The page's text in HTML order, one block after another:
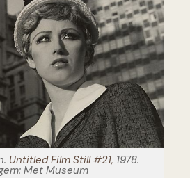
Untitled Film Still #21, 1978.
Met Museum